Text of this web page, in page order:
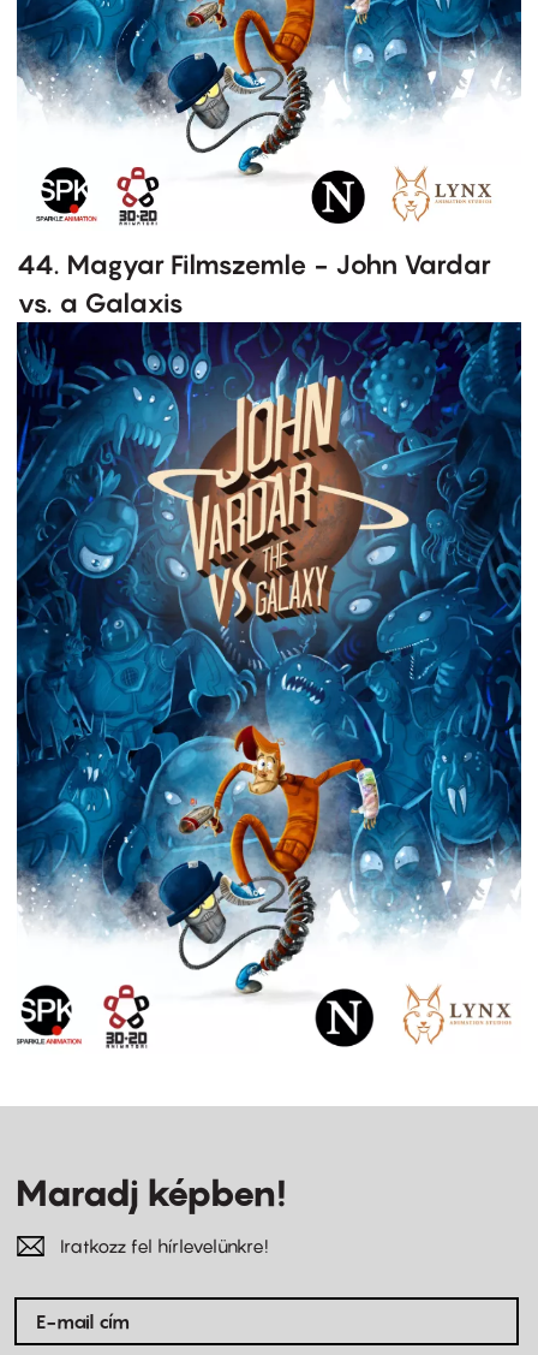
44. Magyar Filmszemle - John Vardar
vs. a Galaxis
Maradj képben!
Iratkozz fel hírlevelünkre!